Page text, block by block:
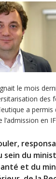
le mois
des
a permis
en
sein du
et du